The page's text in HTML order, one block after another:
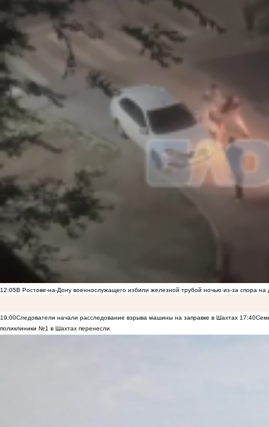
12:05В Ростове-на-Дону военнослужащего избили железной трубой ночью из-за спора на
19:00Следователи начали расследование взрыва машины на заправке в Шахтах 17:40
поликлиники №1 в Шахтах перенесли